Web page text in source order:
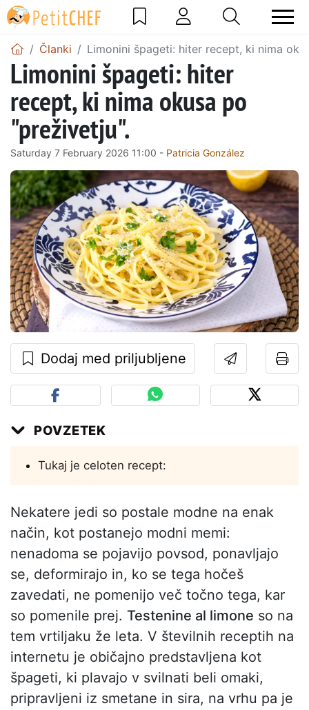
Članki Limonini špageti: hiter recept, ki nima
Limonini špageti: hiter
recept, ki nima okusa po
"preživetju".
Saturday 7 February 2026 11:00 - Patricia González
Dodaj med priljubljene
POVZETEK
Tukaj je celoten recept:
Nekatere jedi so postale modne na enak
način, kot postanejo modni memi:
nenadoma se pojavijo povsod, ponavljajo
se, deformirajo in, ko se tega hočeš
zavedati, ne pomenijo več točno tega, kar
so pomenile prej. Testenine al limone so na
tem vrtiljaku že leta. V številnih receptih na
internetu je običajno predstavljena kot
špageti, ki plavajo v svilnati beli omaki,
pripravljeni iz smetane in sira, na vrhu pa je